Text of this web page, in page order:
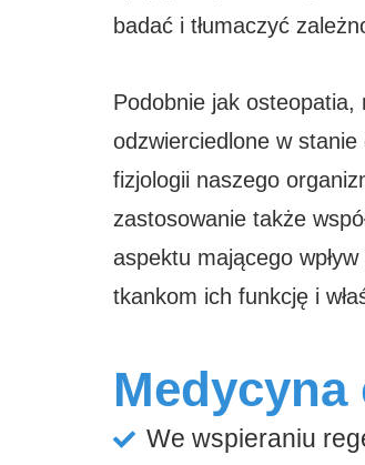
badać i tłumaczyć
Podobnie jak osteopatia,
odzwierciedlone w
fizjologii naszego
zastosowanie także
aspektu mającego
tkankom ich funkcję i
We wspieraniu